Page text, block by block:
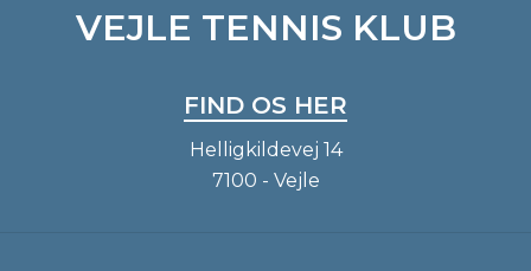
VEJLE TENNIS KLUB
FIND OS HER
Helligkildevej 14
7100 - Vejle